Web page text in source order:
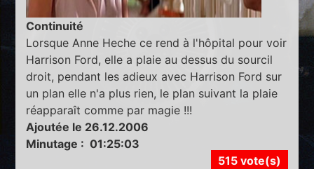
Continuité
Lorsque Anne Heche ce rend à l'hôpital pour voir
Harrison Ford, elle a plaie au dessus du sourcil
droit, pendant les adieux avec Harrison Ford sur
un plan elle n'a plus rien, le plan suivant la plaie
réapparaît comme par magie !!!
Ajoutée le 26.12.2006
Minutage : 01:25:03
515 vote(s)